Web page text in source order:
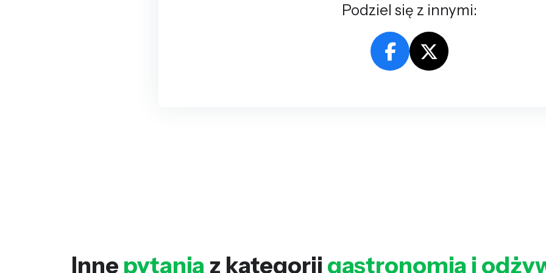
Podziel się z innymi:
Inne pytania z kategorii gastronomia i